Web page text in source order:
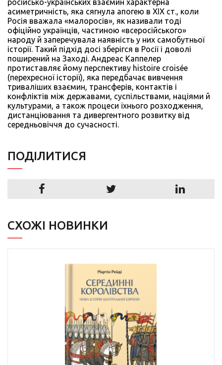
російсько-українських взаємин характерна
асиметричність, яка сягнула апогею в ХІХ ст., коли
Росія вважала «малоросів», як називали тоді
офіційно українців, частиною «всеросійського»
народу й заперечувала наявність у них самобутньої
історії. Такий підхід досі зберігся в Росії і доволі
поширений на Заході. Андреас Каппелер
протиставляє йому перспективу histoire croisée
(перехресної історії), яка передбачає вивчення
триваліших взаємин, трансферів, контактів і
конфліктів між державами, суспільствами, націями й
культурами, а також процеси їхнього розходження,
дистанціювання та дивергентного розвитку від
середньовіччя до сучасності.
ПОДIЛИТИСЯ
СХОЖІ НОВИНКИ